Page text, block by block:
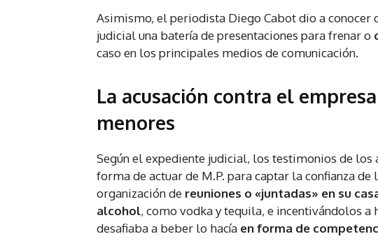
Asimismo, el periodista Diego Cabot dio a conocer
judicial una batería de presentaciones para frenar o
caso en los principales medios de comunicación.
La acusación contra el
menores
Según el expediente judicial, los testimonios de los
forma de actuar de M.P. para captar la confianza
organización de reuniones o «juntadas» en su
alcohol, como vodka y tequila, e incentivándolos a
desafiaba a beber lo hacía en forma de